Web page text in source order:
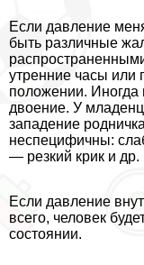
Если давление
быть различные
утренние часы или
положении. Иногда
двоение. У
западение
неспецифичны:
— резкий крик и др.
Если давление
всего, человек
состоянии.